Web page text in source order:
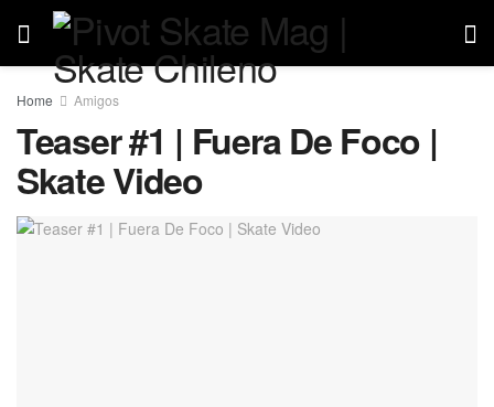
Home Amigos
Teaser #1 | Fuera De Foco |
Skate Video